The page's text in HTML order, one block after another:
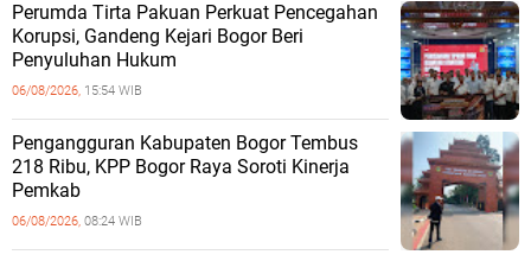
Perumda Tirta Pakuan Perkuat Pencegahan
Korupsi, Gandeng Kejari Bogor Beri
Penyuluhan Hukum
06/08/2026, 15:54 WIB
Pengangguran Kabupaten Bogor Tembus
218 Ribu, KPP Bogor Raya Soroti Kinerja
Pemkab
06/08/2026, 08:24 WIB